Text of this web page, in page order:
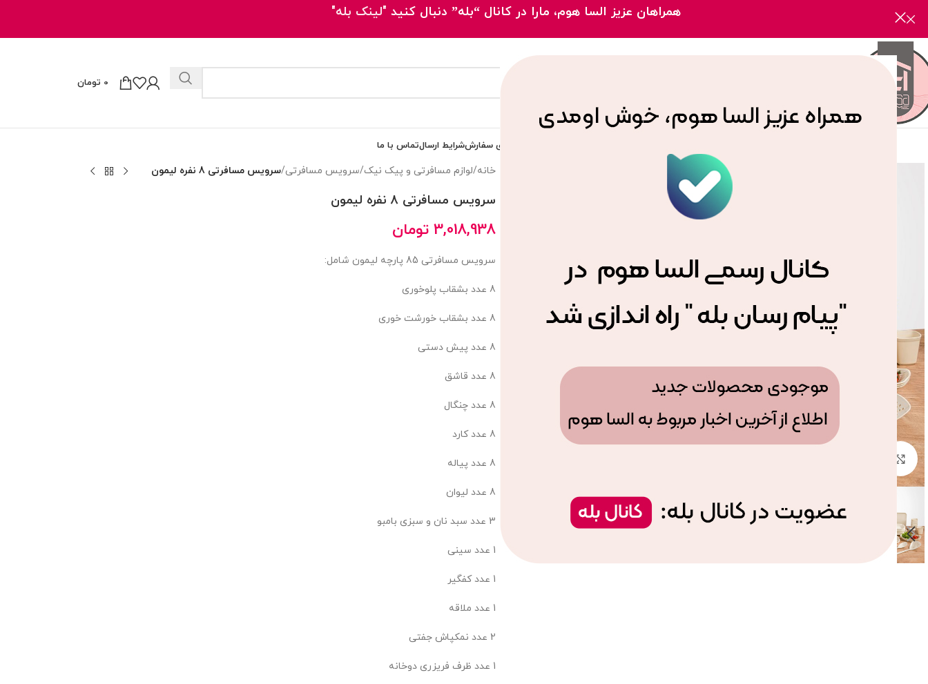
همراهان عزیز السا هوم، مارا در کانال “بله” دنبال کنید "لینک بله"
0 تومان
پیگیری سفارششرایط ارسالتماس با ما
خانه/لوازم مسافرتی و پیک نیک/سرویس مسافرتی/سرویس مسافرتی 8 نفره لیمون
سرویس مسافرتی 8 نفره لیمون
3,018,938 تومان
سرویس مسافرتی 85 پارچه لیمون شامل:
8 عدد بشقاب پلوخوری
8 عدد بشقاب خورشت خوری
8 عدد پیش دستی
8 عدد قاشق
8 عدد چنگال
8 عدد کارد
8 عدد پیاله
8 عدد لیوان
3 عدد سبد نان و سبزی بامبو
1 عدد سینی
1 عدد کفگیر
1 عدد ملاقه
2 عدد نمکپاش جفتی
1 عدد ظرف فریزری دوخانه